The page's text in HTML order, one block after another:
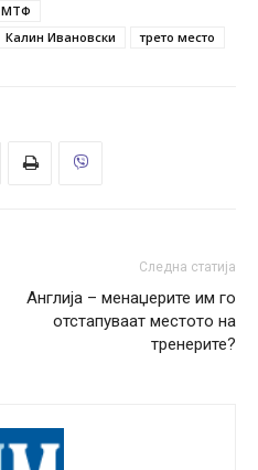
МТФ
Калин Ивановски трето место
Следна статија
Англија – менаџерите им го
отстапуваат местото на
тренерите?